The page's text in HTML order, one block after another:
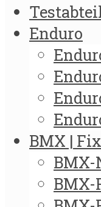
Enduro
BMX |
BMX-